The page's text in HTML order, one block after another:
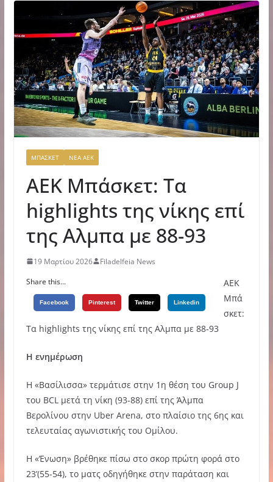
ΜΠΑΣΚΕΤ ΝΕΑ ΑΕΚ
ΑΕΚ Μπάσκετ: Τα
highlights της νίκης επί
της Αλμπα με 88-93
19 Μαρτίου 2026
Filadelfeia News
Share this...
Facebook Pinterest Twitter Linkedin
ΑΕΚ
Μπά
σκετ:
Τα highlights της νίκης επί της Αλμπα με 88-93
Η ενημέρωση
Η «Βασίλισσα» τερμάτισε στην 1η θέση του Group J
του BCL μετά τη νίκη (93-88) επί της Άλμπα
Βερολίνου στην Uber Arena, στο πλαίσιο της 6ης και
τελευταίας αγωνιστικής του Ομίλου.
Η «Ένωση» βρέθηκε πίσω στο σκορ πρώτη φορά στο
23’(55-54), το ματς οδηγήθηκε στην παράταση και